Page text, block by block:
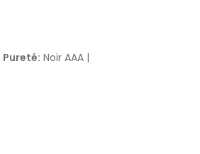
Pureté: Noir AAA |